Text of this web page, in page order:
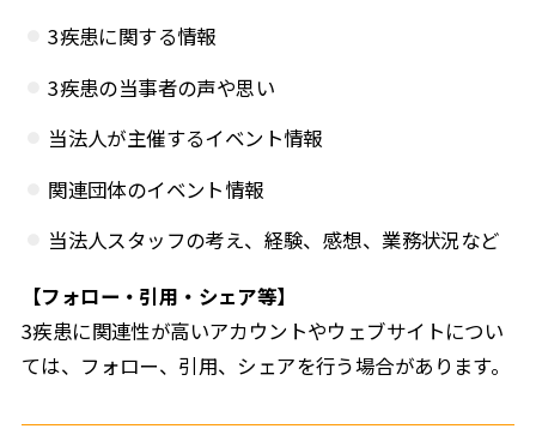
3疾患に関する情報
3疾患の当事者の声や思い
当法人が主催するイベント情報
関連団体のイベント情報
当法人スタッフの考え、経験、感想、業務状況など
【フォロー・引用・シェア等】
3疾患に関連性が高いアカウントやウェブサイトについ
ては、フォロー、引用、シェアを行う場合があります。